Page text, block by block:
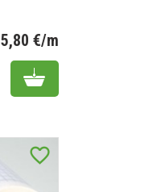
5,80 €/m
Add to cart
favorite_border